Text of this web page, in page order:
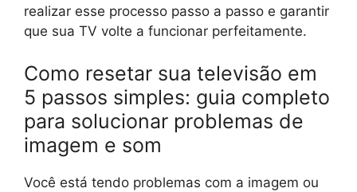
realizar esse processo passo a passo e garantir
que sua TV volte a funcionar perfeitamente.
Como resetar sua televisão em
5 passos simples: guia completo
para solucionar problemas de
imagem e som
Você está tendo problemas com a imagem ou